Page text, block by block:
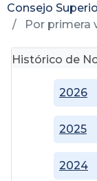
Consejo
Por primera
Histórico de
2024
2025
2026